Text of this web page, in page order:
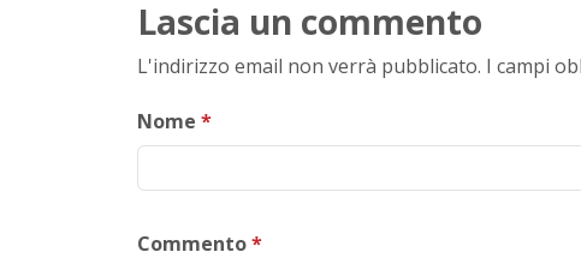
Lascia un commento
L'indirizzo email non verrà pubblicato. I campi
Nome *
Commento*